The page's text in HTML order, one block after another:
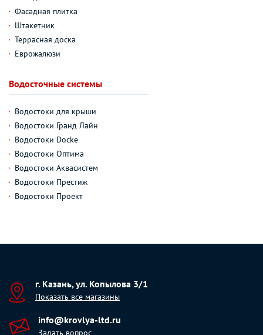
Фасадная плитка
Штакетник
Террасная доска
Еврожалюзи
Водосточные системы
Водостоки для крыши
Водостоки Гранд Лайн
Водостоки Docke
Водостоки Оптима
Водостоки Аквасистем
Водостоки Престиж
Водостоки Проект
г. Казань, ул. Копылова 3/1
Показать все магазины
info@krovlya-ltd.ru
Задать вопрос